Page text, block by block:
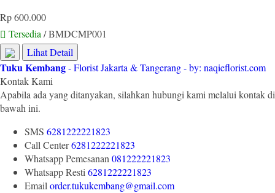
Rp 600.000
Tersedia/ BMDCMP001
Lihat Detail
Tuku Kembang- Florist Jakarta & Tangerang - by: naqieflorist.com
Kontak Kami
Apabila ada yang ditanyakan, silahkan hubungi kami melalui kontak di
bawah ini.
SMS 6281222221823
Call Center6281222221823
WhatsappPemesanan081222221823
WhatsappResti6281222221823
Emailorder.tukukembang@gmail.com